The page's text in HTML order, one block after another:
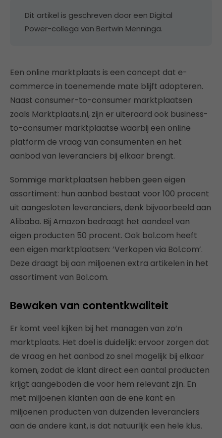
Dit artikel is geschreven door een Digital
Power-collega van Bertwin Menninga.
Een online marktplaats is een concept dat e-
commerce in toenemende mate blijft adopteren.
Naast consumer-to-consumer marktplaatsen
zoals Marktplaats.nl, zijn er uiteraard ook business-
to-consumer marktplaatse waarbij een online
platform de vraag van consumenten en het
aanbod van leveranciers bij elkaar brengt.
Sommige marktplaatsen hebben geen eigen
assortiment: hun aanbod bestaat voor 100 procent
uit aangesloten leveranciers, denk bijvoorbeeld aan
Alibaba. Bij Amazon bedraagt het aandeel van
eigen producten 50 procent. Ook bol.com heeft
een eigen marktplaatsen: ’Verkopen via Bol.com’.
Deze draagt bij aan miljoenen extra artikelen in het
assortiment van Bol.com.
Bewaken van contentkwaliteit
Er komt veel kijken bij het managen van zo’n
marktplaats. Het doel is duidelijk: ervoor zorgen dat
de vraag en het aanbod zo snel mogelijk bij elkaar
komen, zodat de klant direct een aantal producten
krijgt aangeboden die voor hem relevant zijn. En
met miljoenen klanten aan de ene kant en
miljoenen producten van duizenden leveranciers
aan de andere kant, is dat natuurlijk een hele klus.